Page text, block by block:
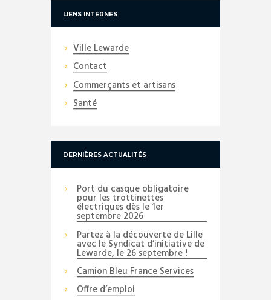
LIENS INTERNES
Ville Lewarde
Contact
Commerçants et artisans
Santé
DERNIÈRES ACTUALITÉS
Port du casque obligatoire
pour les trottinettes
électriques dès le 1er
septembre 2026
Partez à la découverte de Lille
avec le Syndicat d’initiative de
Lewarde, le 26 septembre !
Camion Bleu France Services
Offre d’emploi